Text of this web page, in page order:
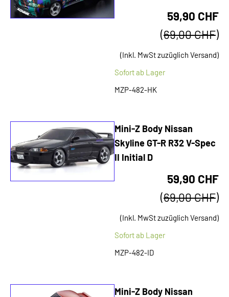
59,90 CHF
(69,00 CHF)
(Inkl. MwSt zuzüglich Versand)
Sofort ab Lager
MZP-482-HK
Mini-Z Body Nissan
Skyline GT-R R32 V-Spec
II Initial D
59,90 CHF
(69,00 CHF)
(Inkl. MwSt zuzüglich Versand)
Sofort ab Lager
MZP-482-ID
Mini-Z Body Nissan